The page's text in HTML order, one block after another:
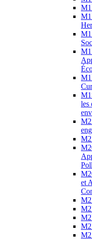
les
et